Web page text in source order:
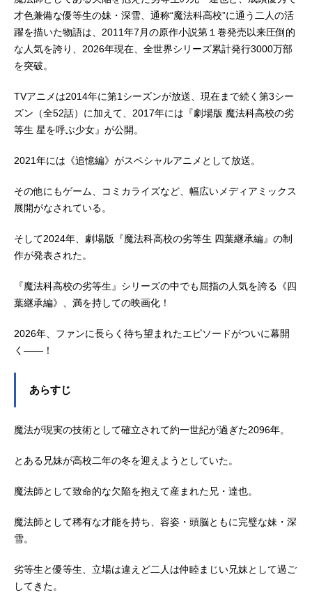
才色兼備な優等生の妹・深雪、通称“魔法科高校”に通う二人の活
躍を描いた物語は、2011年7月の原作小説第１巻発売以来圧倒的
な人気を誇り、2026年現在、全世界シリーズ累計発行3000万部
を突破。
TVアニメは2014年に第1シーズンが放送、現在まで続く第3シー
ズン（全52話）に加えて、2017年には『劇場版 魔法科高校の劣
等生 星を呼ぶ少女』が公開。
2021年には《追憶編》がスペシャルアニメとして放送。
その他にもゲーム、コミカライズなど、幅広いメディアミックス
展開がなされている。
そして2024年、劇場版『魔法科高校の劣等生 四葉継承編』の制
作が発表された。
『魔法科高校の劣等生』シリーズの中でも屈指の人気を誇る《四
葉継承編》、満を持しての映画化！
2026年、ファンに長らく待ち望まれたエピソードがついに幕開
く――！
あらすじ
魔法が現実の技術として確立されて約一世紀が過ぎた2096年。
とある兄妹が高校二年の冬を迎えようとしていた。
魔法師として致命的な欠陥を抱えて産まれた兄・達也。
魔法師として稀有な才能を持ち、容姿・頭脳ともに完璧な妹・深
雪。
劣等生と優等生、立場は違えど二人は仲睦まじい兄妹として過ご
してきた。